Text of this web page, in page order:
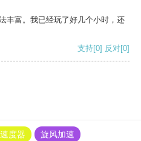
丰富。我已经玩了好几个小时，还
支持[0] 反对[0]
度器
旋风加速